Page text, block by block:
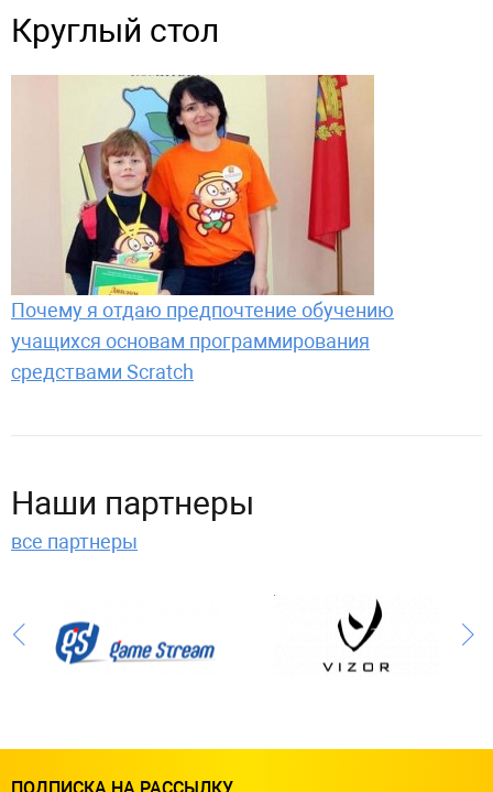
Круглый стол
Почему я отдаю предпочтение обучению
учащихся основам программирования
средствами Scratch
Наши партнеры
все партнеры
ПОДПИСКА НА РАССЫЛКУ